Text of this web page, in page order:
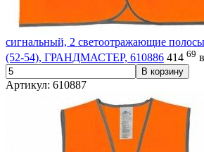
сигнальный, 2 светоотражающие
(52-54), ГРАНДМАСТЕР, 610886 414 69
В корзину
Артикул: 610887